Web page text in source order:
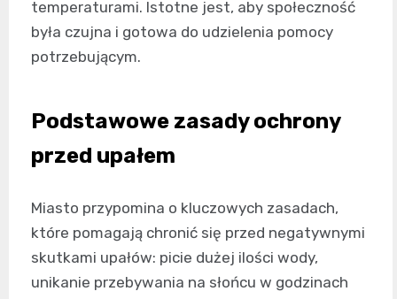
temperaturami. Istotne jest, aby społeczność
była czujna i gotowa do udzielenia pomocy
potrzebującym.
Podstawowe zasady ochrony
przed upałem
Miasto przypomina o kluczowych zasadach,
które pomagają chronić się przed negatywnymi
skutkami upałów: picie dużej ilości wody,
unikanie przebywania na słońcu w godzinach